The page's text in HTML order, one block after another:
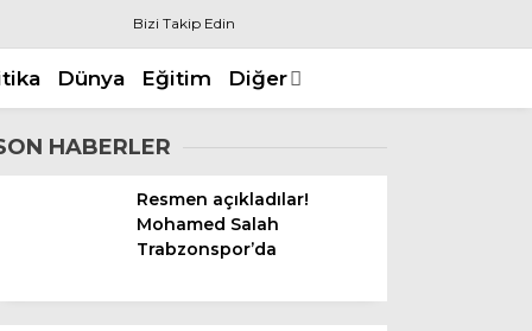
Bizi Takip Edin
Dünya Eğitim Diğer
HABERLER
Resmen açıkladılar!
Mohamed Salah
Trabzonspor’da